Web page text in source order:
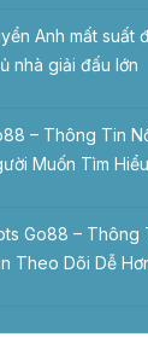
Anh mất suất
nhà giải đấu lớn
– Thông Tin
Muốn Tìm
Go88 – Thông
Theo Dõi Dễ